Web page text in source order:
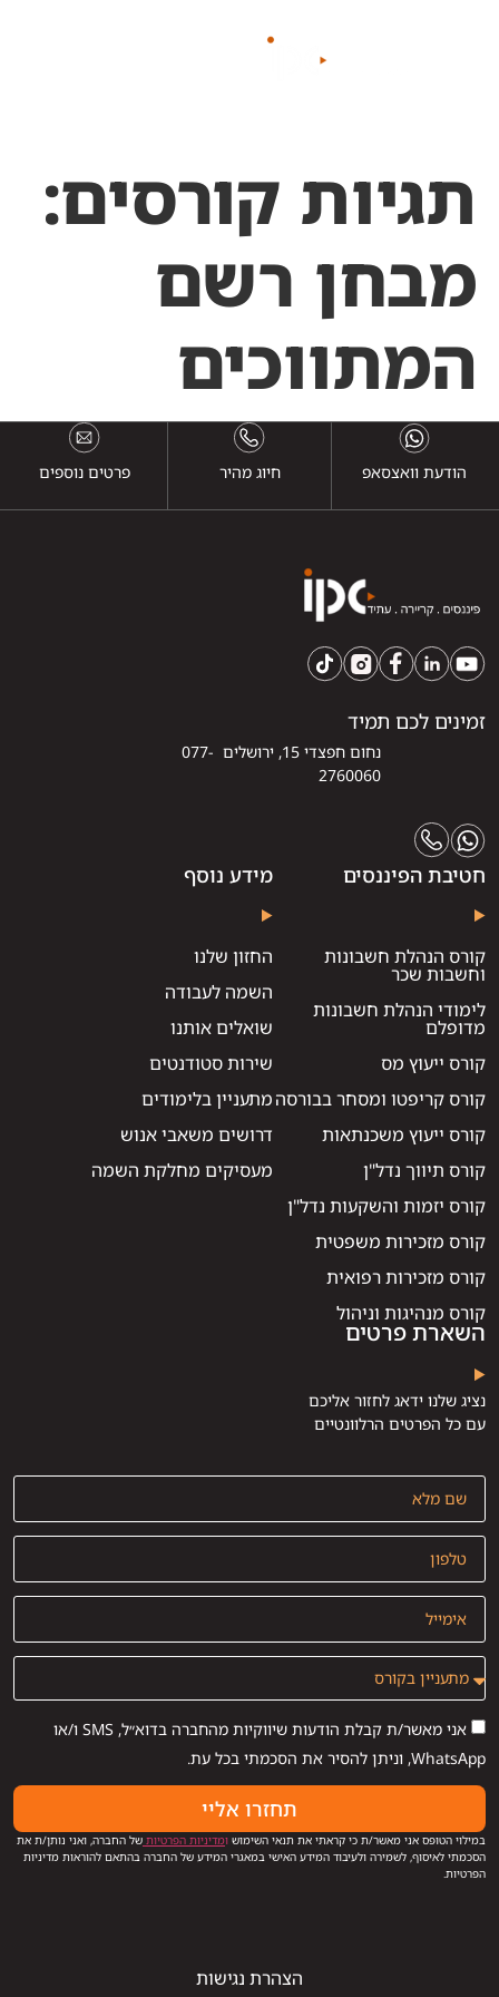
תגיות קורסים:
מבחן רשם
המתווכים
הודעת וואצסאפ חיוג מהיר פרטים נוספים
זמינים לכם תמיד
נחום חפצדי 15, ירושלים 077-
2760060
חטיבת הפיננסים
קורס הנהלת חשבונות
וחשבות שכר
לימודי הנהלת חשבונות
מדופלם
קורס ייעוץ מס
קורס קריפטו ומסחר בבורסה
קורס ייעוץ משכנתאות
קורס תיווך נדל"ן
קורס יזמות והשקעות נדל"ן
קורס מזכירות משפטית
קורס מזכירות רפואית
קורס מנהיגות וניהול
מידע נוסף
החזון שלנו
השמה לעבודה
שואלים אותנו
שירות סטודנטים
מתעניין בלימודים
דרושים משאבי אנוש
מעסיקים מחלקת השמה
השארת פרטים
נציג שלנו ידאג לחזור אליכם
עם כל הפרטים הרלוונטיים
אני מאשר/ת קבלת הודעות שיווקיות מהחברה בדוא״ל, SMS ו/או
WhatsApp, וניתן להסיר את הסכמתי בכל עת.
תחזרו אליי
במילוי הטופס אני מאשר/ת כי קראתי את תנאי השימוש ומדיניות הפרטיות של החברה, ואני נותן/ת את
הסכמתי לאיסוף, לשמירה ולעיבוד המידע האישי במאגרי המידע של החברה בהתאם להוראות מדיניות
הפרטיות.
הצהרת נגישות